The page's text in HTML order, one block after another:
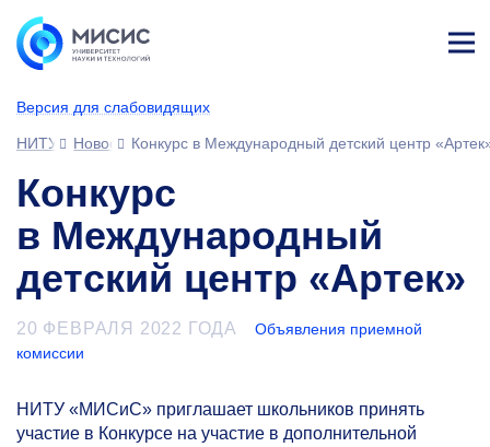
Версия для слабовидящих
ине
НИТУ МИСИС
НовостиКонкурс в Международный детский центр
Конкурс
в Международный
детский центр «Артек»
20 ФЕВРАЛЯ 2022 ГОДА
Объявления приемной
комиссии
НИТУ «МИСиС» приглашает школьников принять
участие в Конкурсе на участие в дополнительной